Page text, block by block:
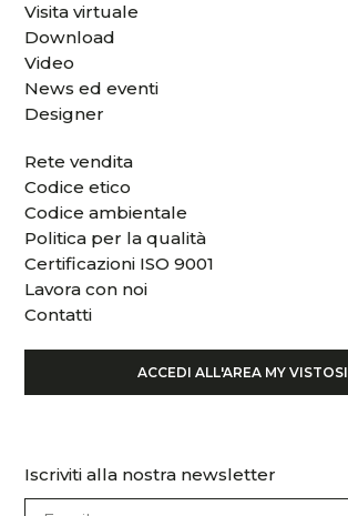
Visita virtuale
Download
Video
News ed eventi
Designer
Rete vendita
Codice etico
Codice ambientale
Politica per la qualità
Certificazioni ISO 9001
Lavora con noi
Contatti
ACCEDI ALL'AREA MY VISTOSI
Iscriviti alla nostra newsletter